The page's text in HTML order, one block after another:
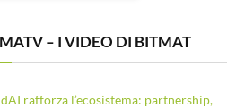
– I VIDEO DI BITMAT
rafforza l’ecosistema: partnership,